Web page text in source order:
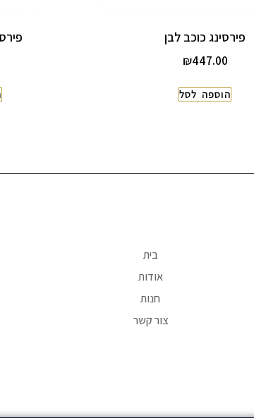
פירסינג כוכב לבן
₪447.00
הוספה לסל
בית
אודות
חנות
צור קשר